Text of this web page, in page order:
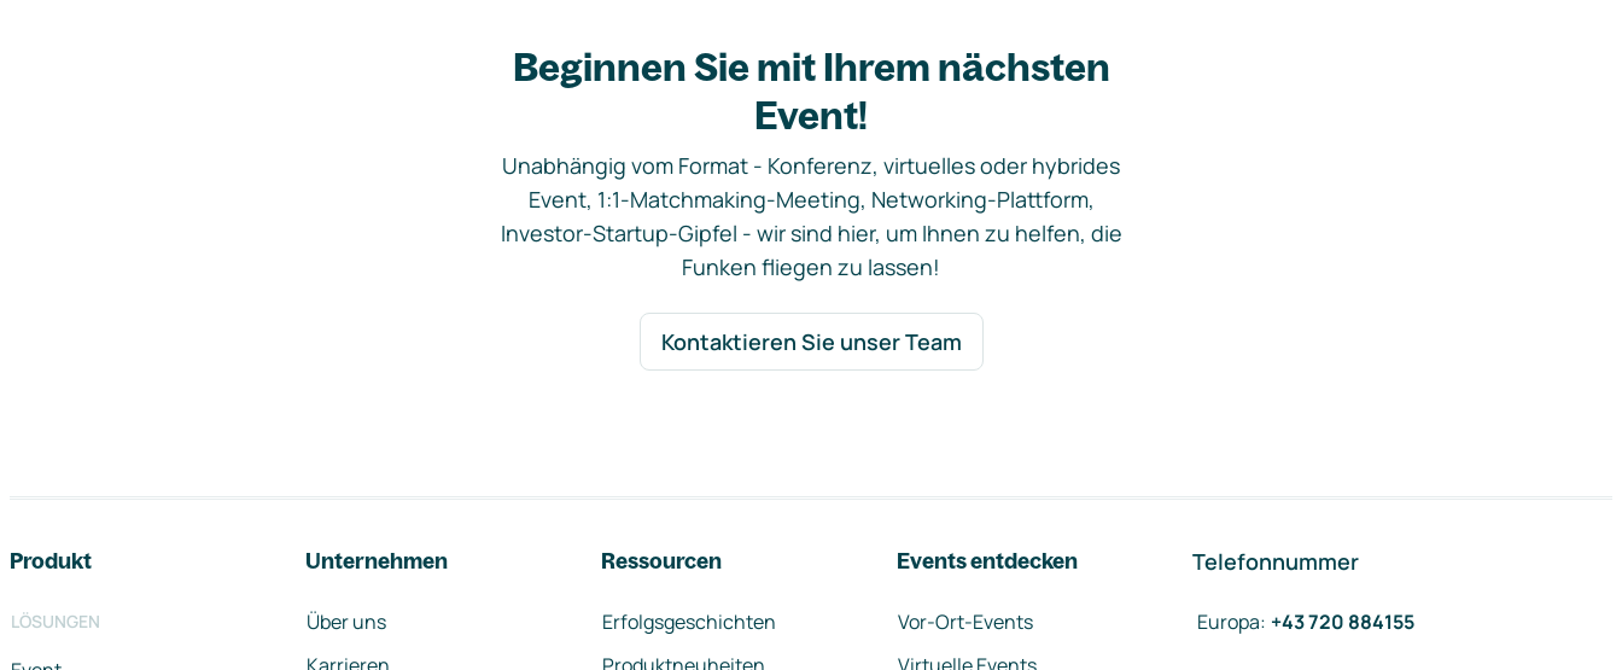
Beginnen Sie mit Ihrem nächsten
Event!
Unabhängig vom Format - Konferenz, virtuelles oder hybrides
Event, 1:1-Matchmaking-Meeting, Networking-Plattform,
Investor-Startup-Gipfel - wir sind hier, um Ihnen zu helfen, die
Funken fliegen zu lassen!
Kontaktieren Sie unser Team
Produkt
LÖSUNGEN
Unternehmen
Über uns
Ressourcen
Erfolgsgeschichten
Events entdecken
Vor-Ort-Events
Telefonnummer
Europa: +43 720 884155